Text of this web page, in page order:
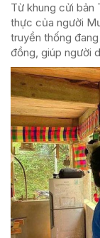
Từ khung cửi bản
thực của người
truyền thống
đồng, giúp người